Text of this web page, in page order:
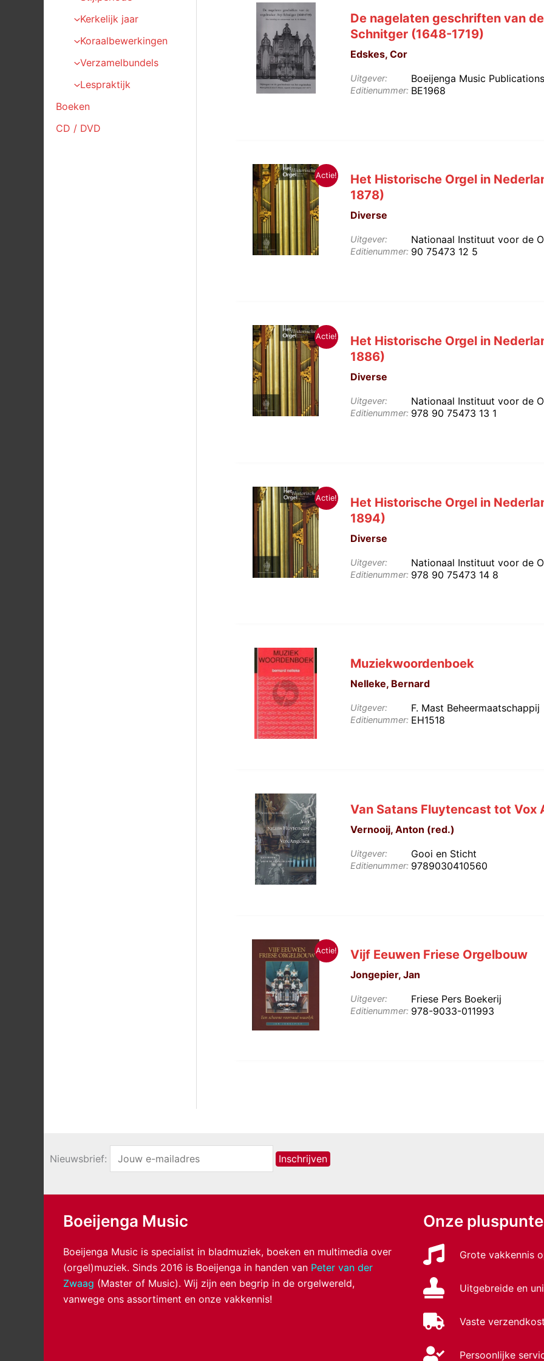
Kerkelijk jaar
Koraalbewerkingen
Verzamelbundels
Lespraktijk
Boeken
CD / DVD
De nagelaten geschriften van
Schnitger (1648-1719)
Edskes, Cor
Uitgever: Boeijenga Music Publications
Editienummer: BE1968
Actie!
Het Historische Orgel in
1878)
Diverse
Uitgever: Nationaal Instituut voor de
Editienummer: 90 75473 12 5
Actie!
Het Historische Orgel in
1886)
Diverse
Uitgever: Nationaal Instituut voor de
Editienummer: 978 90 75473 13 1
Actie!
Het Historische Orgel in
1894)
Diverse
Uitgever: Nationaal Instituut voor de
Editienummer: 978 90 75473 14 8
Muziekwoordenboek
Nelleke, Bernard
Uitgever: F. Mast Beheermaatschappij
Editienummer: EH1518
Van Satans Fluytencast tot Vox
Vernooij, Anton (red.)
Uitgever: Gooi en Sticht
Editienummer: 9789030410560
Actie! Vijf Eeuwen Friese Orgelbouw
Jongepier, Jan
Uitgever: Friese Pers Boekerij
Editienummer: 978-9033-011993
Nieuwsbrief:
Boeijenga Music
Boeijenga Music is specialist in bladmuziek, boeken en multimedia over
(orgel)muziek. Sinds 2016 is Boeijenga in handen van Peter van der
Zwaag (Master of Music). Wij zijn een begrip in de orgelwereld,
vanwege ons assortiment en onze vakkennis!
Onze
Grote vakkennis
Uitgebreide en
Vaste
Persoonlijke